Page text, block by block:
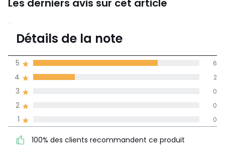
Les derniers avis sur cet article
4,8
moyenne des avis
dans toutes les
4 2
5
Détails de la note
1 0
2 0
3 0
4 2
5 6
100% des clients recommandent ce produit